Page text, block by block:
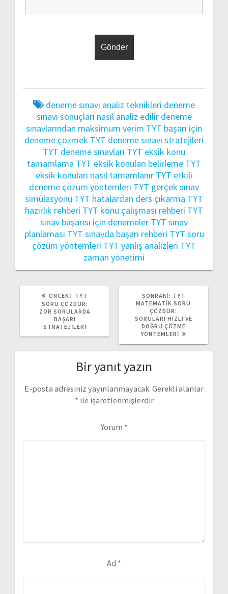
deneme sınavı analiz teknikleri deneme
sınavı sonuçları nasıl analiz edilir deneme
sınavlarından maksimum verim TYT başarı için
deneme çözmek TYT deneme sınavı stratejileri
TYT deneme sınavları TYT eksik konu
tamamlama TYT eksik konuları belirleme TYT
eksik konuları nasıl tamamlanır TYT etkili
deneme çözüm yöntemleri TYT gerçek sınav
simülasyonu TYT hatalardan ders çıkarma TYT
hazırlık rehberi TYT konu çalışması rehberi TYT
sınav başarısı için denemeler TYT sınav
planlaması TYT sınavda başarı rehberi TYT soru
çözüm yöntemleri TYT yanlış analizleri TYT
zaman yönetimi
ÖNCEKI: ÖNCEKI
YAZI:
TYT
SORU ÇÖZDÜR:
ZOR SORULARDA
BAŞARI
STRATEJILERI
SONRAKI: SONRAKI
YAZI:
TYT
MATEMATIK SORU
ÇÖZDÜR:
SORULARI HIZLI VE
DOĞRU ÇÖZME
YÖNTEMLERI
Bir yanıt yazın
E-posta adresiniz yayınlanmayacak. Gerekli alanlar
* ile işaretlenmişlerdir
Yorum *
Ad *